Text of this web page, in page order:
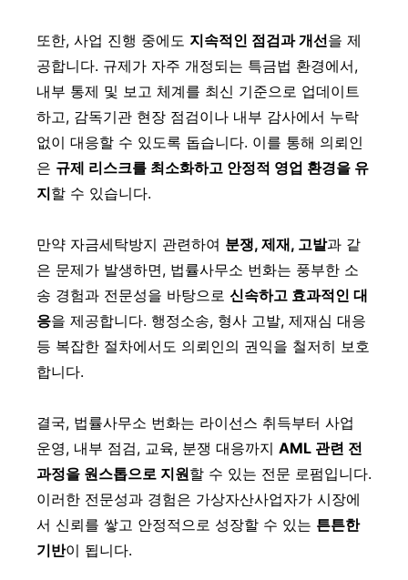
또한, 사업 진행 중에도 지속적인 점검과 개선을 제
공합니다. 규제가 자주 개정되는 특금법 환경에서,
내부 통제 및 보고 체계를 최신 기준으로 업데이트
하고, 감독기관 현장 점검이나 내부 감사에서 누락
없이 대응할 수 있도록 돕습니다. 이를 통해 의뢰인
은 규제 리스크를 최소화하고 안정적 영업 환경을 유
지할 수 있습니다.
만약 자금세탁방지 관련하여 분쟁, 제재, 고발과 같
은 문제가 발생하면, 법률사무소 번화는 풍부한 소
송 경험과 전문성을 바탕으로 신속하고 효과적인 대
응을 제공합니다. 행정소송, 형사 고발, 제재심 대응
등 복잡한 절차에서도 의뢰인의 권익을 철저히 보호
합니다.
결국, 법률사무소 번화는 라이선스 취득부터 사업
운영, 내부 점검, 교육, 분쟁 대응까지 AML 관련 전
과정을 원스톱으로 지원할 수 있는 전문 로펌입니다.
이러한 전문성과 경험은 가상자산사업자가 시장에
서 신뢰를 쌓고 안정적으로 성장할 수 있는 튼튼한
기반이 됩니다.